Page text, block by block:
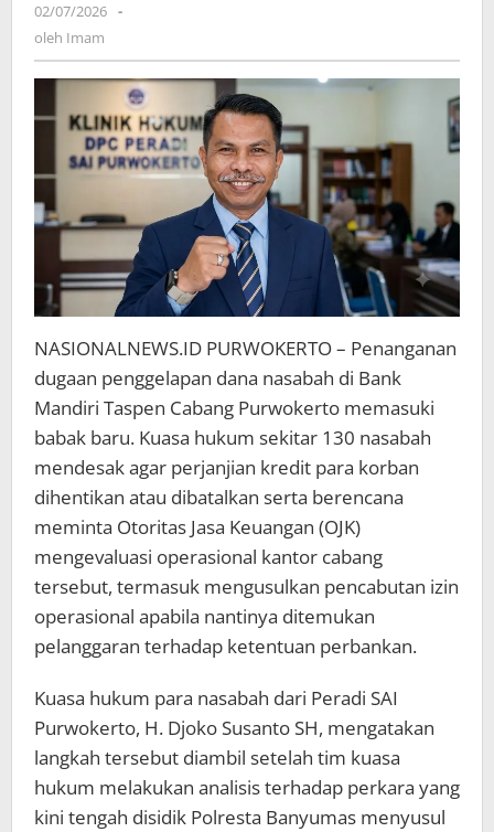
Cabut
Izin
Bank
Mandiri
Taspen
Purwokerto
02/07/2026 oleh
-
oleh Imam
NASIONALNEWS.ID PURWOKERTO – Penanganan
dugaan penggelapan dana nasabah di Bank
Mandiri Taspen Cabang Purwokerto memasuki
babak baru. Kuasa hukum sekitar 130 nasabah
mendesak agar perjanjian kredit para korban
dihentikan atau dibatalkan serta berencana
meminta Otoritas Jasa Keuangan (OJK)
mengevaluasi operasional kantor cabang
tersebut, termasuk mengusulkan pencabutan izin
operasional apabila nantinya ditemukan
pelanggaran terhadap ketentuan perbankan.
Kuasa hukum para nasabah dari Peradi SAI
Purwokerto, H. Djoko Susanto SH, mengatakan
langkah tersebut diambil setelah tim kuasa
hukum melakukan analisis terhadap perkara yang
kini tengah disidik Polresta Banyumas menyusul